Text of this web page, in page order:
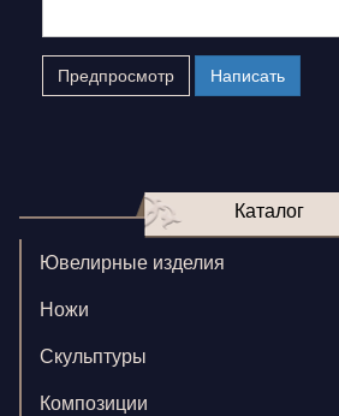
Каталог
Ювелирные изделия
Ножи
Скульптуры
Композиции